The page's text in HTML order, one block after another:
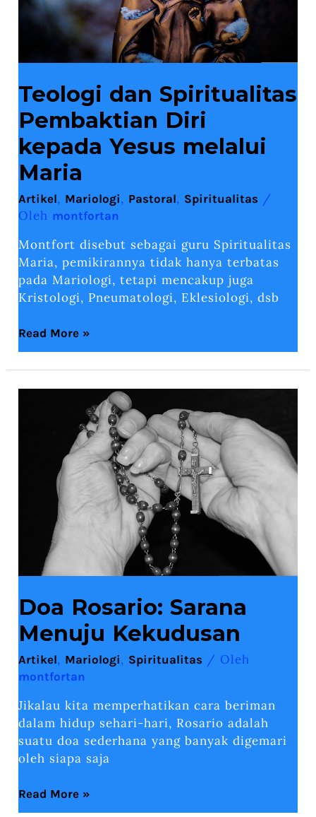
Teologi dan Spiritualitas
Pembaktian Diri
kepada Yesus melalui
Maria
Artikel, Mariologi, Pastoral, Spiritualitas /
Oleh montfortan
Montfort disebut sebagai guru Spiritualitas
Maria, pemikirannya tidak hanya terbatas
pada Mariologi, tetapi mencakup juga
Kristologi, Pneumatologi, Eklesiologi, dsb
Read More »
Doa Rosario: Sarana
Menuju Kekudusan
Artikel, Mariologi, Spiritualitas / Oleh
montfortan
Jikalau kita memperhatikan cara beriman
dalam hidup sehari-hari, Rosario adalah
suatu doa sederhana yang banyak digemari
oleh siapa saja
Doa
Kekudusan
Read More »